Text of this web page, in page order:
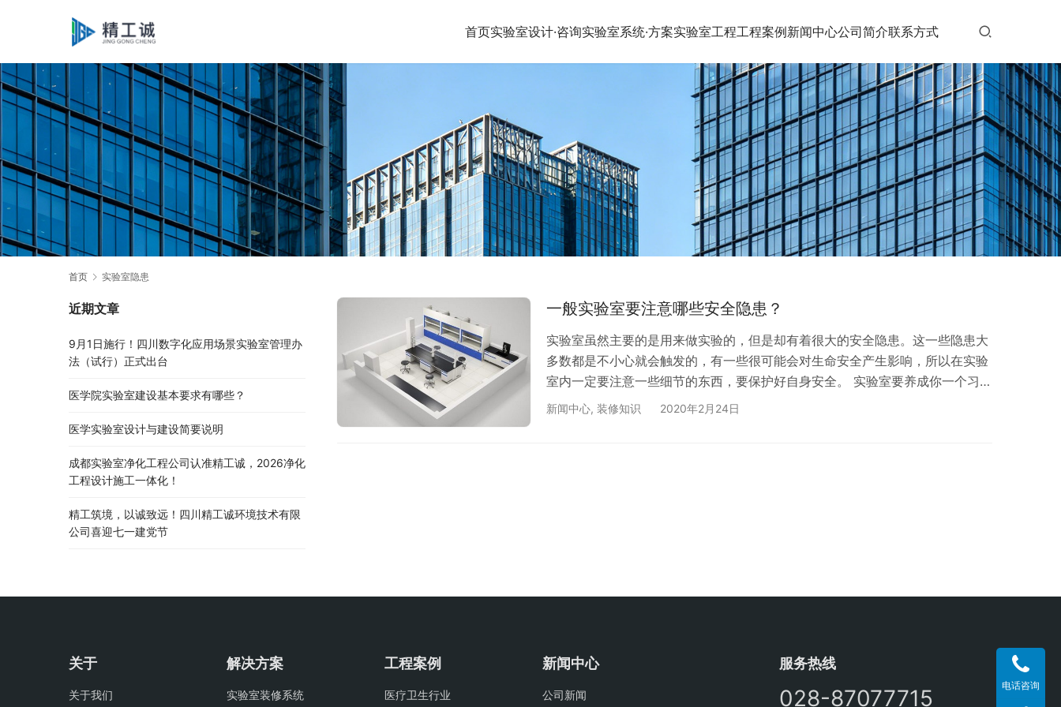
首页实验室设计·咨询实验室系统·方案实验室工程工程案例新闻中心公司简介联系方式
首页 实验室隐患
一般实验室要注意哪些安全隐患？
实验室虽然主要的是用来做实验的，但是却有着很大的安全隐患。这一些隐患大
多数都是不小心就会触发的，有一些很可能会对生命安全产生影响，所以在实验
室内一定要注意一些细节的东西，要保护好自身安全。 实验室要养成你一个习惯
就是不能用嘴来呼吸，因为这样会容易吸入过多的化学物质引发危害。因为实验
新闻中心, 装修知识 2020年2月24日
近期文章
9月1日施行！四川数字化应用场景实验室管理办
法（试行）正式出台
医学院实验室建设基本要求有哪些？
医学实验室设计与建设简要说明
成都实验室净化工程公司认准精工诚，2026净化
工程设计施工一体化！
精工筑境，以诚致远！四川精工诚环境技术有限
公司喜迎七一建党节
关于
关于我们
解决方案
实验室装修系统
工程案例
医疗卫生行业
新闻中心
公司新闻
服务热线
028-87077715 电话咨询